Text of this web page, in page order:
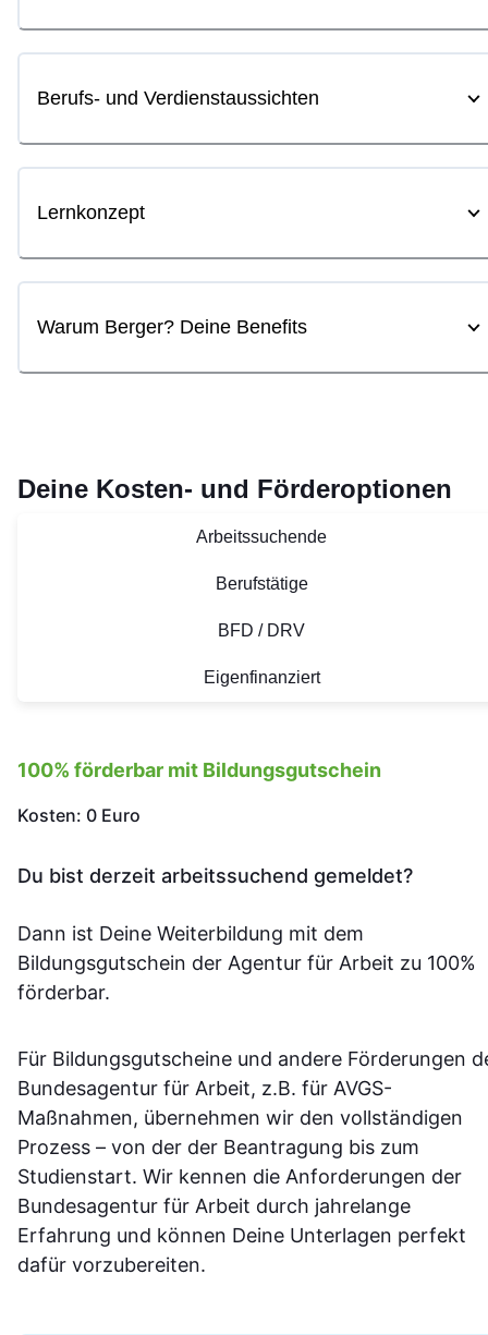
Berufs- und Verdienstaussichten
Lernkonzept
Warum Berger? Deine Benefits
Deine Kosten- und Förderoptionen
Arbeitssuchende
Berufstätige
BFD / DRV
Eigenfinanziert
100% förderbar mit Bildungsgutschein
Kosten: 0 Euro
Du bist derzeit arbeitssuchend gemeldet?
Dann ist Deine Weiterbildung mit dem
Bildungsgutschein der Agentur für Arbeit zu 100%
förderbar.
Für Bildungsgutscheine und andere Förderungen
Bundesagentur für Arbeit, z.B. für AVGS-
Maßnahmen, übernehmen wir den vollständigen
Prozess – von der der Beantragung bis zum
Studienstart. Wir kennen die Anforderungen der
Bundesagentur für Arbeit durch jahrelange
Erfahrung und können Deine Unterlagen perfekt
dafür vorzubereiten.